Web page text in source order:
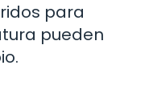
para
pueden